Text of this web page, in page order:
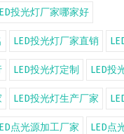
投光灯厂家哪家好
LED投光灯厂家直销
LED投光灯定制 LED投
LED投光灯生产厂家
点光源加工厂家 LED点